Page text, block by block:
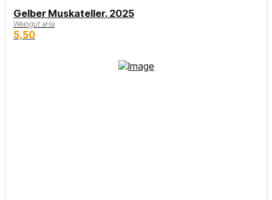
Gelber Muskateller. 2025
Weingut aHa
5,50